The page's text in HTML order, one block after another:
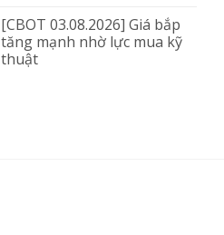
[CBOT 03.08.2026] Giá bắp
tăng mạnh nhờ lực mua kỹ
thuật